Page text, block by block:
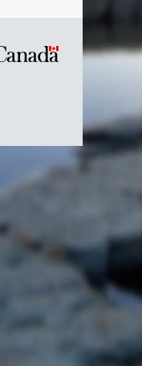
du